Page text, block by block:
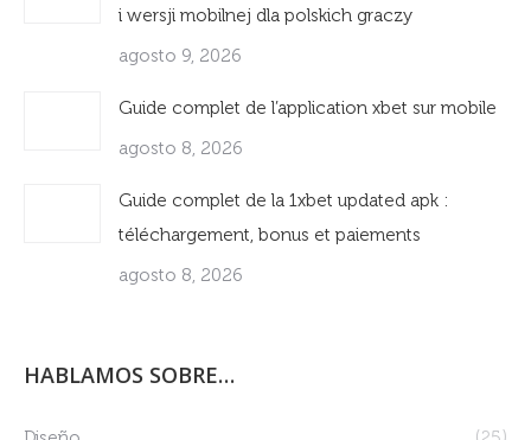
i wersji mobilnej dla polskich graczy
agosto 9, 2026
Guide complet de l’application xbet sur mobile
agosto 8, 2026
Guide complet de la 1xbet updated apk :
téléchargement, bonus et paiements
agosto 8, 2026
HABLAMOS SOBRE…